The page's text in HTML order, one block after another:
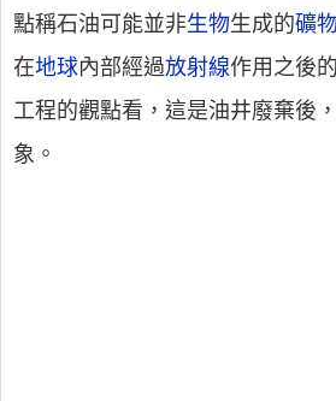
點稱石油可能並非生物生成的礦物
在地球內部經過放射線作用之後
工程的觀點看，這是油井廢棄後
象。